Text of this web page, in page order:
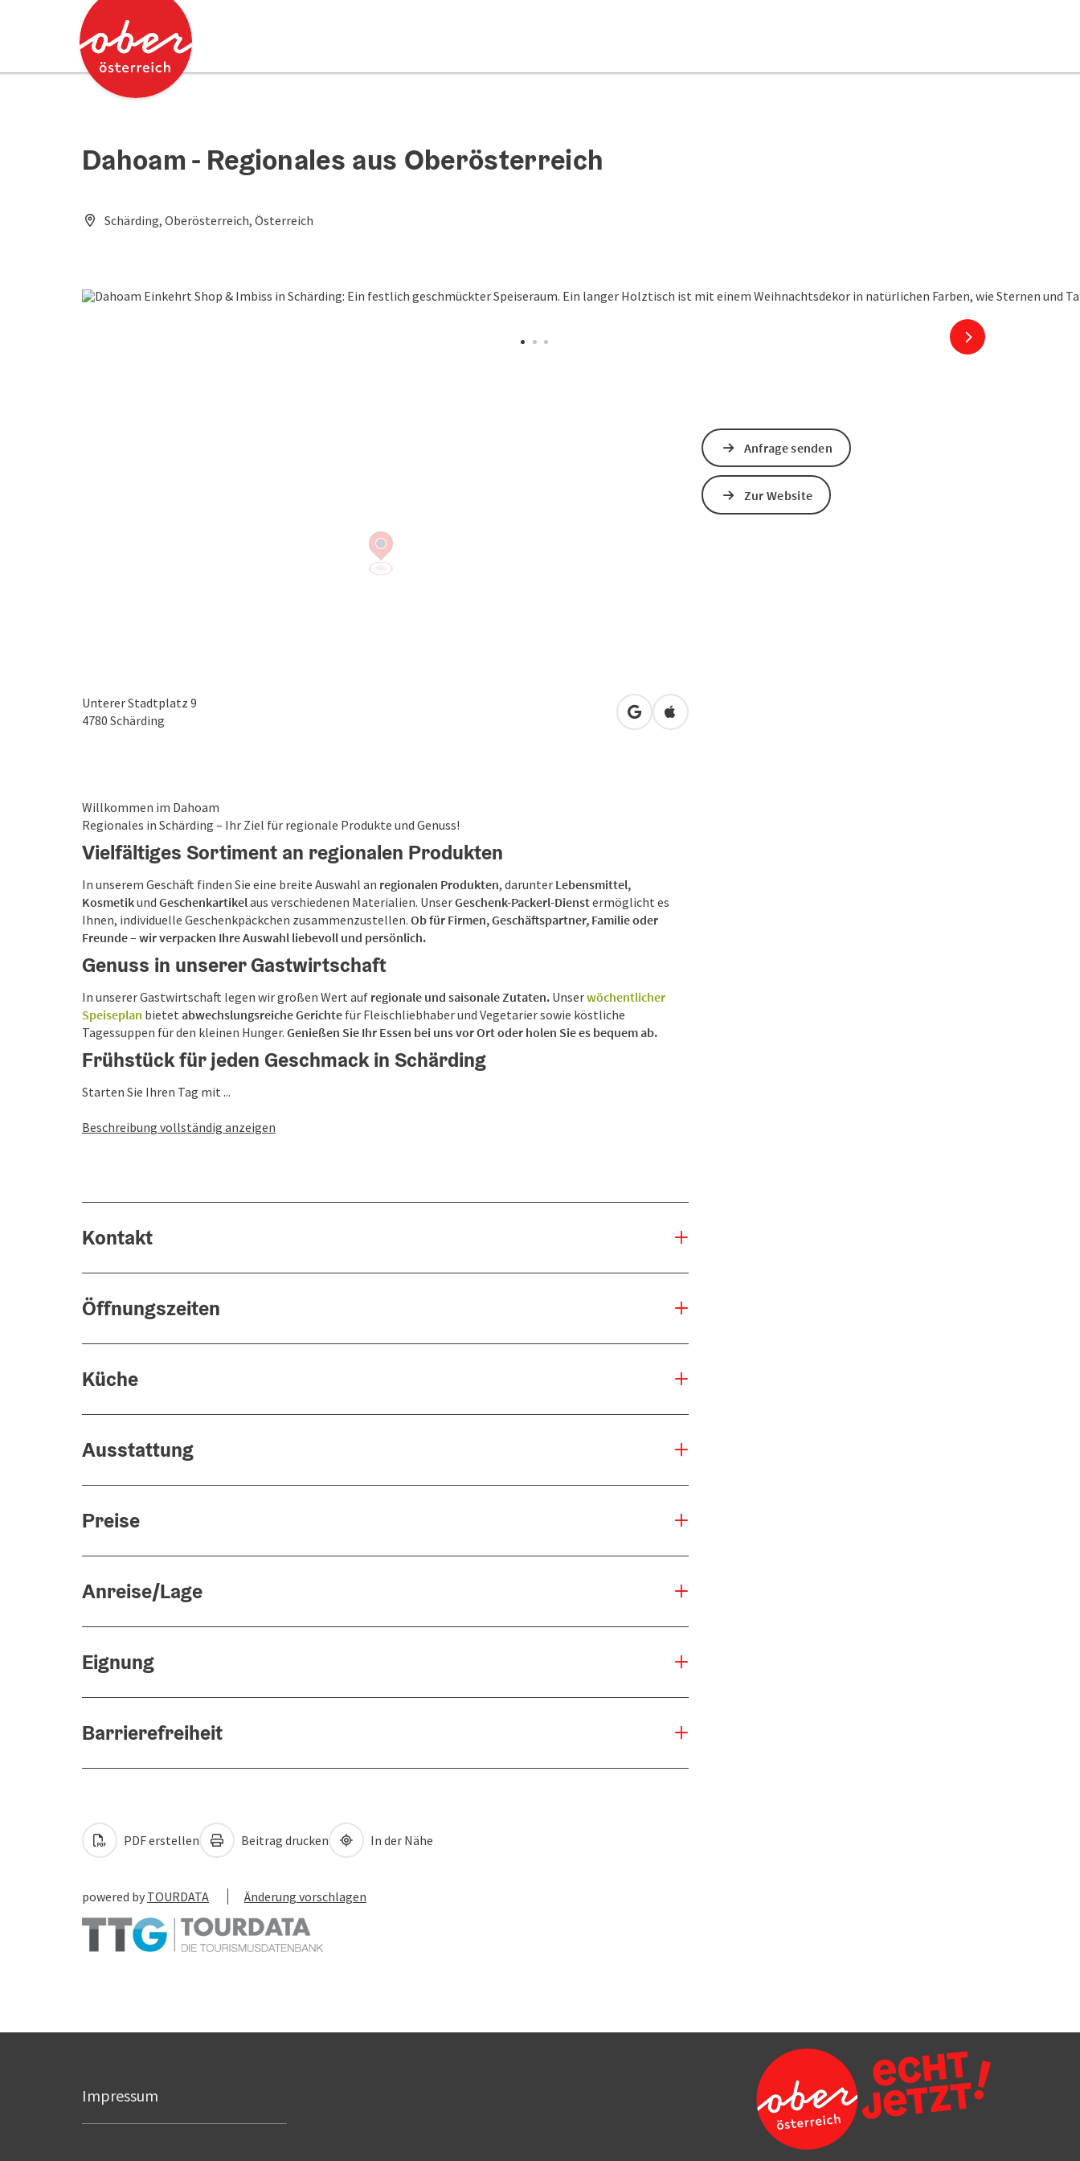
Zum Inhalt
Zum Seitenanfang Accesskey
Dahoam - Regionales aus Oberösterreich
Schärding, Oberösterreich, Österreich
nächstes Element
Unterer Stadtplatz 9
4780 Schärding in Google Maps öffnen
in Apple Maps öffnen
Willkommen im Dahoam
Regionales in Schärding – Ihr Ziel für regionale Produkte und Genuss!
Vielfältiges Sortiment an regionalen Produkten
In unserem Geschäft finden Sie eine breite Auswahl an regionalen Produkten, darunter Lebensmittel,
Kosmetikund Geschenkartikelaus verschiedenen Materialien. UnserGeschenk-Packerl-Dienstermöglicht es
Ihnen, individuelle Geschenkpäckchen zusammenzustellen. Ob für Firmen, Geschäftspartner, Familie oder
Freunde – wir verpacken Ihre Auswahl liebevoll und persönlich.
Genuss in unserer Gastwirtschaft
In unserer Gastwirtschaft legen wir großen Wert auf regionale und saisonale Zutaten. Unserwöchentlicher
Speiseplan bietet abwechslungsreiche Gerichte für Fleischliebhaber und Vegetarier sowie köstliche
Tagessuppen für den kleinen Hunger. Genießen Sie Ihr Essen bei uns vor Ort oder holen Sie es bequem ab.
Frühstück für jeden Geschmack in Schärding
Starten Sie Ihren Tag mit ...
Beschreibung vollständig anzeigen
Kontakt
Öffnungszeiten
Küche
Ausstattung
Preise
Anreise/Lage
Eignung
Barrierefreiheit
Anfrage senden
Zur Website
PDF erstellen Beitrag drucken In der Nähe
powered by TOURDATA Änderung vorschlagen
Impressum